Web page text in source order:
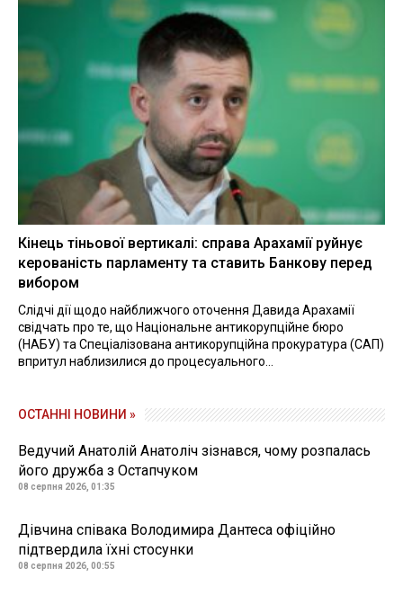
Кінець тіньової вертикалі: справа Арахамії руйнує
керованість парламенту та ставить Банкову перед
вибором
Слідчі дії щодо найближчого оточення Давида Арахамії
свідчать про те, що Національне антикорупційне бюро
(НАБУ) та Спеціалізована антикорупційна прокуратура (САП)
впритул наблизилися до процесуального...
ОСТАННІ НОВИНИ »
Ведучий Анатолій Анатоліч зізнався, чому розпалась
його дружба з Остапчуком
08 серпня 2026, 01:35
Дівчина співака Володимира Дантеса офіційно
підтвердила їхні стосунки
08 серпня 2026, 00:55